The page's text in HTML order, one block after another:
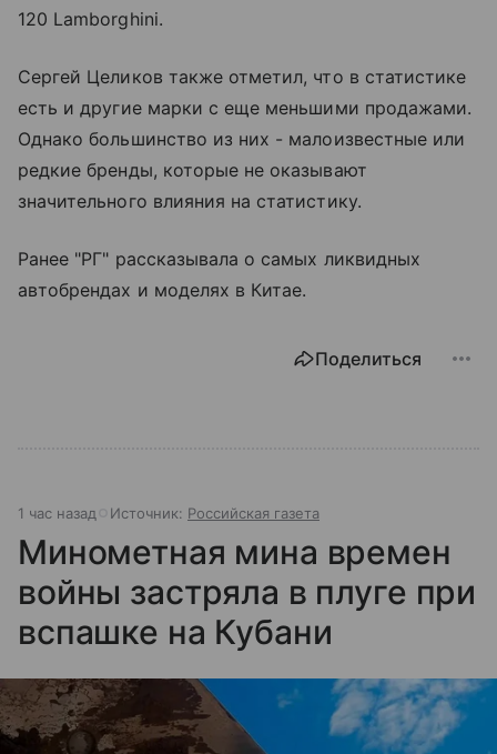
120 Lamborghini.
Сергей Целиков также отметил, что в статистике
есть и другие марки с еще меньшими продажами.
Однако большинство из них - малоизвестные или
редкие бренды, которые не оказывают
значительного влияния на статистику.
Ранее "РГ" рассказывала о самых ликвидных
автобрендах и моделях в Китае.
Поделиться
1 час назад Источник: Российская газета
Минометная мина времен
войны застряла в плуге при
вспашке на Кубани